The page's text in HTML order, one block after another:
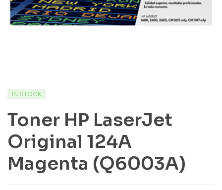
IN STOCK
Toner HP LaserJet
Original 124A
Magenta (Q6003A)